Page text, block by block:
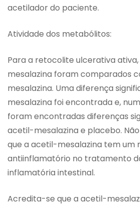
acetilador do paciente.
Atividade dos metabólitos:
Para a retocolite ulcerativa
mesalazina foram comparados
mesalazina. Uma diferença
mesalazina foi encontrada e,
foram encontradas diferenças
acetil-mesalazina e placebo.
que a acetil-mesalazina tem um
antiinflamatório no tratamento
inflamatória intestinal.
Acredita-se que a acetil-